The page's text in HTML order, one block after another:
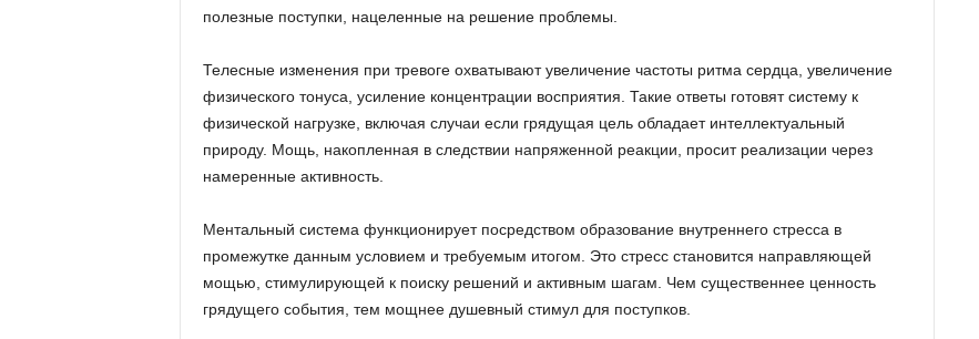
полезные поступки, нацеленные на решение проблемы.
Телесные изменения при тревоге охватывают увеличение частоты ритма сердца, увеличение
физического тонуса, усиление концентрации восприятия. Такие ответы готовят систему к
физической нагрузке, включая случаи если грядущая цель обладает интеллектуальный
природу. Мощь, накопленная в следствии напряженной реакции, просит реализации через
намеренные активность.
Ментальный система функционирует посредством образование внутреннего стресса в
промежутке данным условием и требуемым итогом. Это стресс становится направляющей
мощью, стимулирующей к поиску решений и активным шагам. Чем существеннее ценность
грядущего события, тем мощнее душевный стимул для поступков.